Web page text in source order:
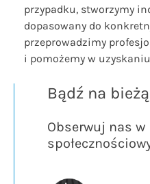
przypadku, stworzymy
dopasowany do
przeprowadzimy
i pomożemy w
Bądź na
Obserwuj nas